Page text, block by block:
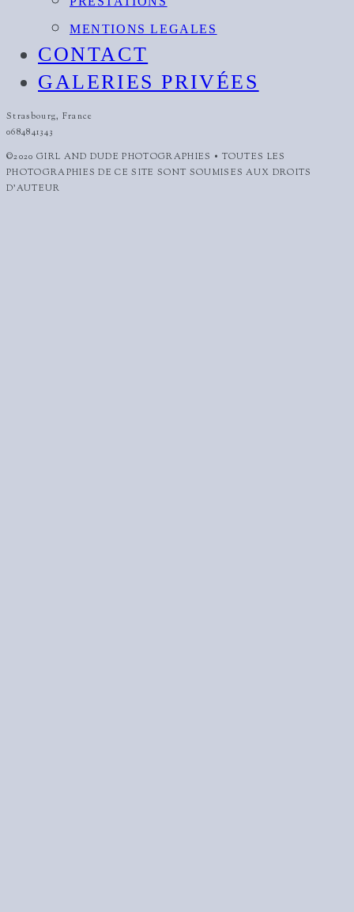
MENTIONS LEGALES
CONTACT
GALERIES PRIVÉES
Strasbourg, France
0684841343
©2020 GIRL AND DUDE PHOTOGRAPHIES • TOUTES LES
PHOTOGRAPHIES DE CE SITE SONT SOUMISES AUX DROITS
D'AUTEUR